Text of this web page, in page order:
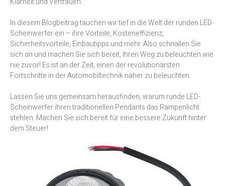
In diesem Blogbeitrag tauchen wir tief in die Welt der runden LED-
Scheinwerfer ein – ihre Vorteile, Kosteneffizienz,
Sicherheitsvorteile, Einbautipps und mehr. Also schnallen Sie
sich an und machen Sie sich bereit, Ihren Weg zu beleuchten wie
nie zuvor! Es ist an der Zeit, einen der revolutionärsten
Fortschritte in der Automobiltechnik näher zu beleuchten.
Lassen Sie uns gemeinsam herausfinden, warum runde LED-
Scheinwerfer ihren traditionellen Pendants das Rampenlicht
stehlen. Machen Sie sich bereit für eine bessere Zukunft hinter
dem Steuer!